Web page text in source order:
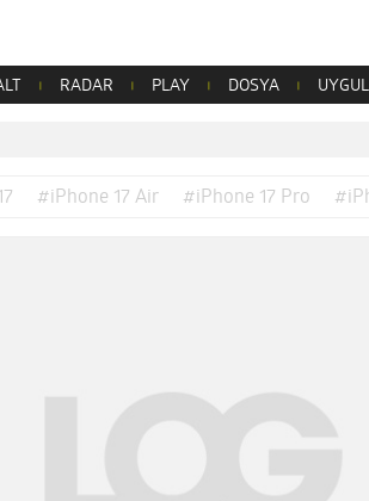
RADAR PLAY DOSYA
#iPhone 17 Air #iPhone 17 Pro